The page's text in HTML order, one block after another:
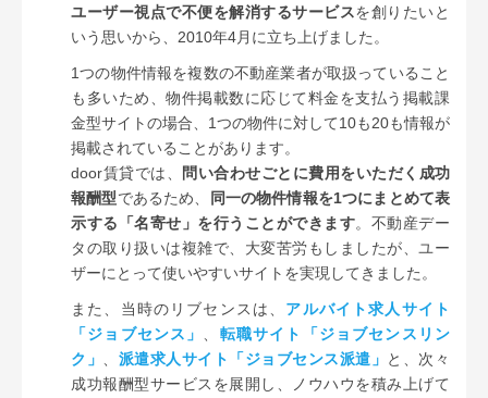
ユーザー視点で不便を解消するサービスを創りたいと
いう思いから、2010年4月に立ち上げました。
1つの物件情報を複数の不動産業者が取扱っていること
も多いため、物件掲載数に応じて料金を支払う掲載課
金型サイトの場合、1つの物件に対して10も20も情報が
掲載されていることがあります。
door賃貸では、
問い合わせごとに費用をいただく成功
報酬型であるため、
同一の物件情報を1つにまとめて表
示する「名寄せ」を行うことができます。不動産デー
タの取り扱いは複雑で、大変苦労もしましたが、ユー
ザーにとって使いやすいサイトを実現してきました。
また、当時のリブセンスは、 アルバイト求人サイト
「ジョブセンス」
転職サイト「ジョブセンスリン
ク」
派遣求人サイト「ジョブセンス派遣」 と、次々
成功報酬型サービスを展開し、ノウハウを積み上げて